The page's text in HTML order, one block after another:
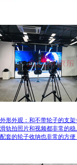
外形外观：和不带轮子的支
滑轨拍照片和视频都非常的
配套的轮子收纳也非常的方便